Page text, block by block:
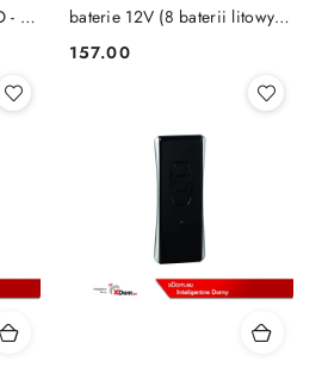
- 5
baterie 12V (8 baterii litowych
Cena:
157.00